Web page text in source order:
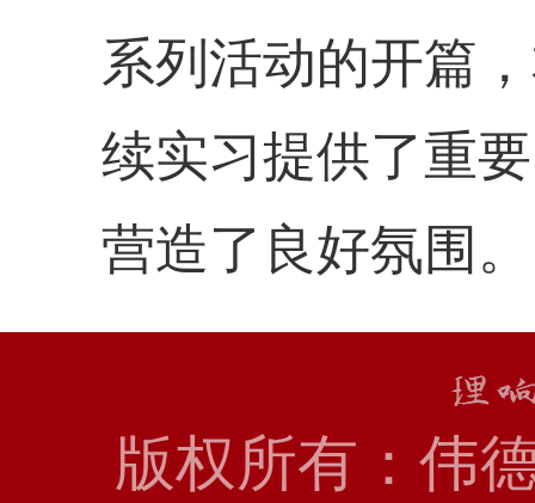
系列活动的开篇
续实习提供了重
营造了良好氛围
版权所有：伟